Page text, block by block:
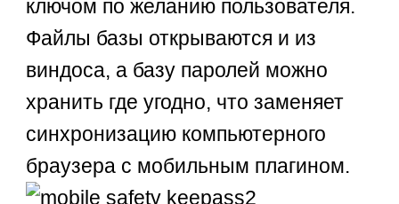
ключом по желанию пользователя.
Файлы базы открываются и из
виндоса, а базу паролей можно
хранить где угодно, что заменяет
синхронизацию компьютерного
браузера с мобильным плагином.